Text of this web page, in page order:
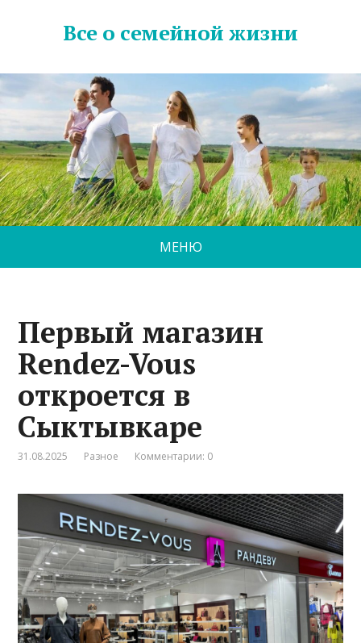
Все о семейной жизни
МЕНЮ
Первый магазин
Rendez-Vous
откроется в
Сыктывкаре
31.08.2025 Разное Комментарии: 0